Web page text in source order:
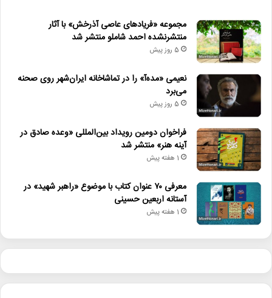
مجموعه «فریادهای عاصی آذرخش» با آثار
منتشرنشده احمد شاملو منتشر شد
5 روز پیش
نعیمی «مده‌آ» را در تماشاخانه ایران‌شهر روی صحنه
می‌برد
5 روز پیش
فراخوان دومین رویداد بین‌المللی «وعده صادق در
آینه هنر» منتشر شد
1 هفته پیش
معرفی ۷۰ عنوان کتاب با موضوع «راهبر شهید» در
آستانه اربعین حسینی
1 هفته پیش